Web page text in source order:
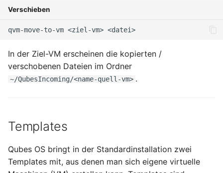
Oktober 2012
April 2012
Verschieben
qvm-move-to-vm <ziel-vm>
In der Ziel-VM erscheinen die kopierten /
verschobenen Dateien im Ordner
~/QubesIncoming/<name-quell-vm> .
Templates
Qubes OS bringt in der Standardinstallation zwei
Templates mit, aus denen man sich eigene virtuelle